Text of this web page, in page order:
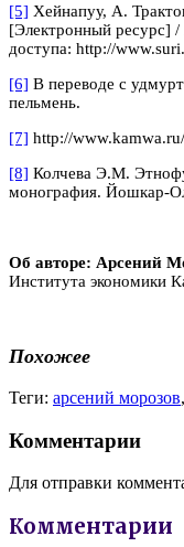
[5] Хейнапуу, А.
[Электронный ресурс]
доступа: http://
[6] В переводе с
пельмень.
[7] http://www.kamwa.ru/
[8] Колчева Э.М.
монография. Йошкар-
Об авторе: Арсений
Института экономики
Похожее
Теги: арсений морозов,
Комментарии
Для отправки
Комментарии